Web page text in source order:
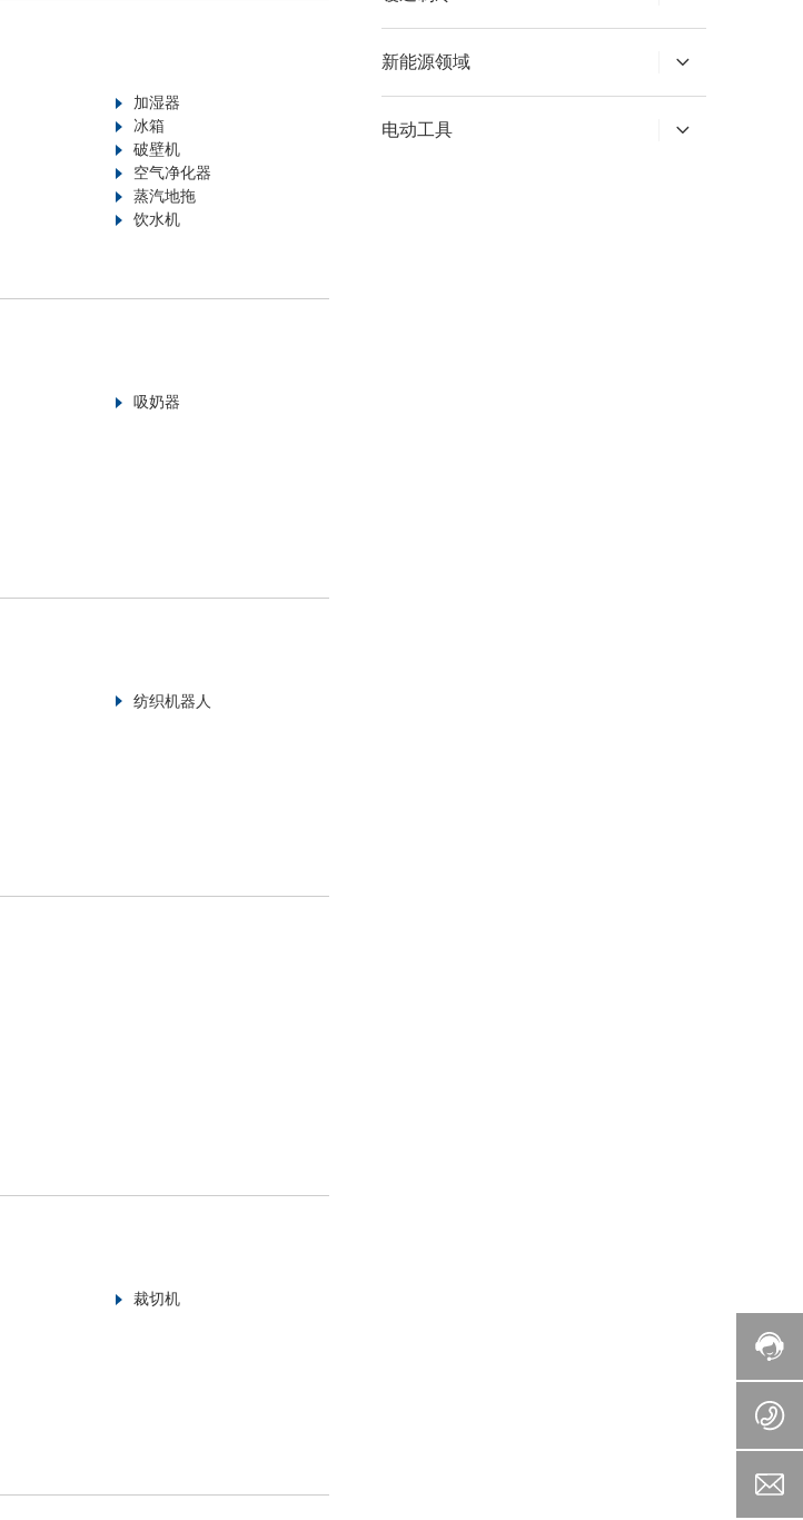
新能源领域
电动工具
加湿器
冰箱
破壁机
空气净化器
蒸汽地拖
饮水机
吸奶器
纺织机器人
裁切机